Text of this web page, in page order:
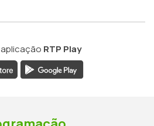
RTP Play